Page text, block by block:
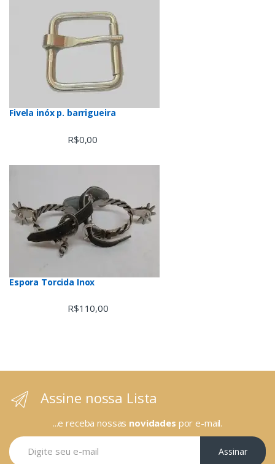
Fivela inóx p. barrigueira
R$0,00
Espora Torcida Inox
R$110,00
Assine nossa Lista
...e receba nossas novidades por e-mail.
Assinar